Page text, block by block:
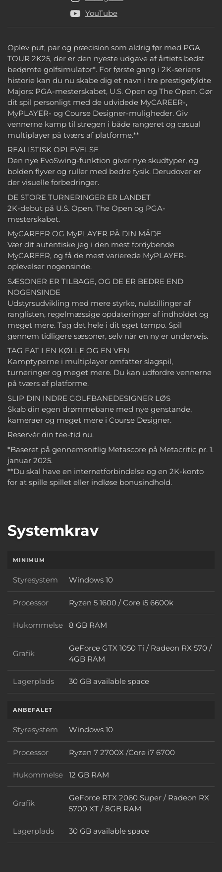
Oplev put, par og præcision som aldrig før med PGA
TOUR 2K25, der er den nyeste udgave af årtiets bedst
bedømte golfsimulator*. For første gang i 2K-seriens
historie kan du nu skabe dig et navn i tre prestigefyldte
Majors: PGA-mesterskabet, U.S. Open og The Open. Gør
dit spil personligt med de udvidede MyCAREER-,
MyPLAYER- og Course Designer-muligheder. Giv
vennerne kamp til stregen i både rangeret og casual
multiplayer på tværs af platforme.**
REALISTISK OPLEVELSE
Den nye EvoSwing-funktion giver nye skudtyper, og
bolden flyver og ruller med bedre fysik. Derudover er
der visuelle forbedringer.
DE STORE TURNERINGER ER LANDET
2K-debut på U.S. Open, The Open og PGA-
mesterskabet.
MyCAREER OG MyPLAYER PÅ DIN MÅDE
Vær dit autentiske jeg i den mest fordybende
MyCAREER, og få de mest varierede MyPLAYER-
oplevelser nogensinde.
SÆSONER ER TILBAGE, OG DE ER BEDRE END
NOGENSINDE
Udstyrsudvikling med mere styrke, nulstillinger af
ranglisten, regelmæssige opdateringer af indholdet og
meget mere. Tag det hele i dit eget tempo. Spil
gennem tidligere sæsoner, selv når en ny er undervejs.
TAG FAT I EN KØLLE OG EN VEN
Kamptyperne i multiplayer omfatter slagspil,
turneringer og meget mere. Du kan udfordre vennerne
på tværs af platforme.
SLIP DIN INDRE GOLFBANEDESIGNER LØS
Skab din egen drømmebane med nye genstande,
kameraer og meget mere i Course Designer.
Reservér din tee-tid nu.
*Baseret på gennemsnitlig Metascore på Metacritic pr. 1.
januar 2025.
**Du skal have en internetforbindelse og en 2K-konto
for at spille spillet eller indløse bonusindhold.
YouTube
Systemkrav
MINIMUM
Styresystem Styresystem
Windows 10
Processor Processor
Ryzen 5 1600 / Core i5 6600k
Hukommelse Hukommelse
8 GB RAM
Grafik Grafik
GeForce GTX 1050 Ti / Radeon RX 570 /
4GB RAM
Lagerplads Lagerplads
30 GB available space
ANBEFALET
Styresystem Styresystem
Windows 10
Processor Processor
Ryzen 7 2700X /Core i7 6700
Hukommelse Hukommelse
12 GB RAM
Grafik Grafik
GeForce RTX 2060 Super / Radeon RX
5700 XT / 8GB RAM
Lagerplads Lagerplads
30 GB available space